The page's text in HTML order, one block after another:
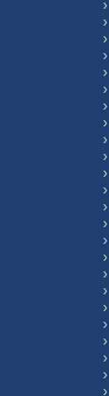
›
›
›
›
›
›
›
›
›
›
›
›
›
›
›
›
›
›
›
›
›
›
›